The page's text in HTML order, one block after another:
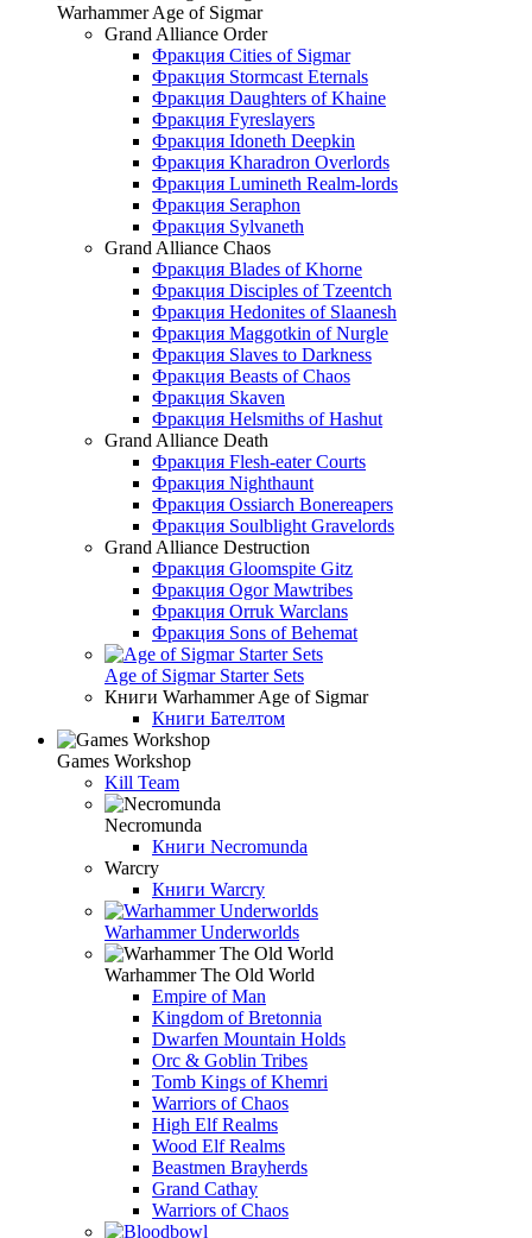
Warhammer Age of Sigmar
Grand Alliance Order
Фракция Cities of Sigmar
Фракция Stormcast Eternals
Фракция Daughters of Khaine
Фракция Fyreslayers
Фракция Idoneth Deepkin
Фракция Kharadron Overlords
Фракция Lumineth Realm-lords
Фракция Seraphon
Фракция Sylvaneth
Grand Alliance Chaos
Фракция Blades of Khorne
Фракция Disciples of Tzeentch
Фракция Hedonites of Slaanesh
Фракция Maggotkin of Nurgle
Фракция Slaves to Darkness
Фракция Beasts of Chaos
Фракция Skaven
Фракция Helsmiths of Hashut
Grand Alliance Death
Фракция Flesh-eater Courts
Фракция Nighthaunt
Фракция Ossiarch Bonereapers
Фракция Soulblight Gravelords
Grand Alliance Destruction
Фракция Gloomspite Gitz
Фракция Ogor Mawtribes
Фракция Orruk Warclans
Фракция Sons of Behemat
Age of Sigmar Starter Sets
Книги Warhammer Age of Sigmar
Книги Бателтом
Games Workshop
Kill Team
Necromunda
Книги Necromunda
Warcry
Книги Warcry
Warhammer Underworlds
Warhammer The Old World
Empire of Man
Kingdom of Bretonnia
Dwarfen Mountain Holds
Orc & Goblin Tribes
Tomb Kings of Khemri
Warriors of Chaos
High Elf Realms
Wood Elf Realms
Beastmen Brayherds
Grand Cathay
Warriors of Chaos